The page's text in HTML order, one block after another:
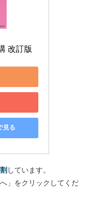
改訂版
見る
しています。
」をクリックしてくだ